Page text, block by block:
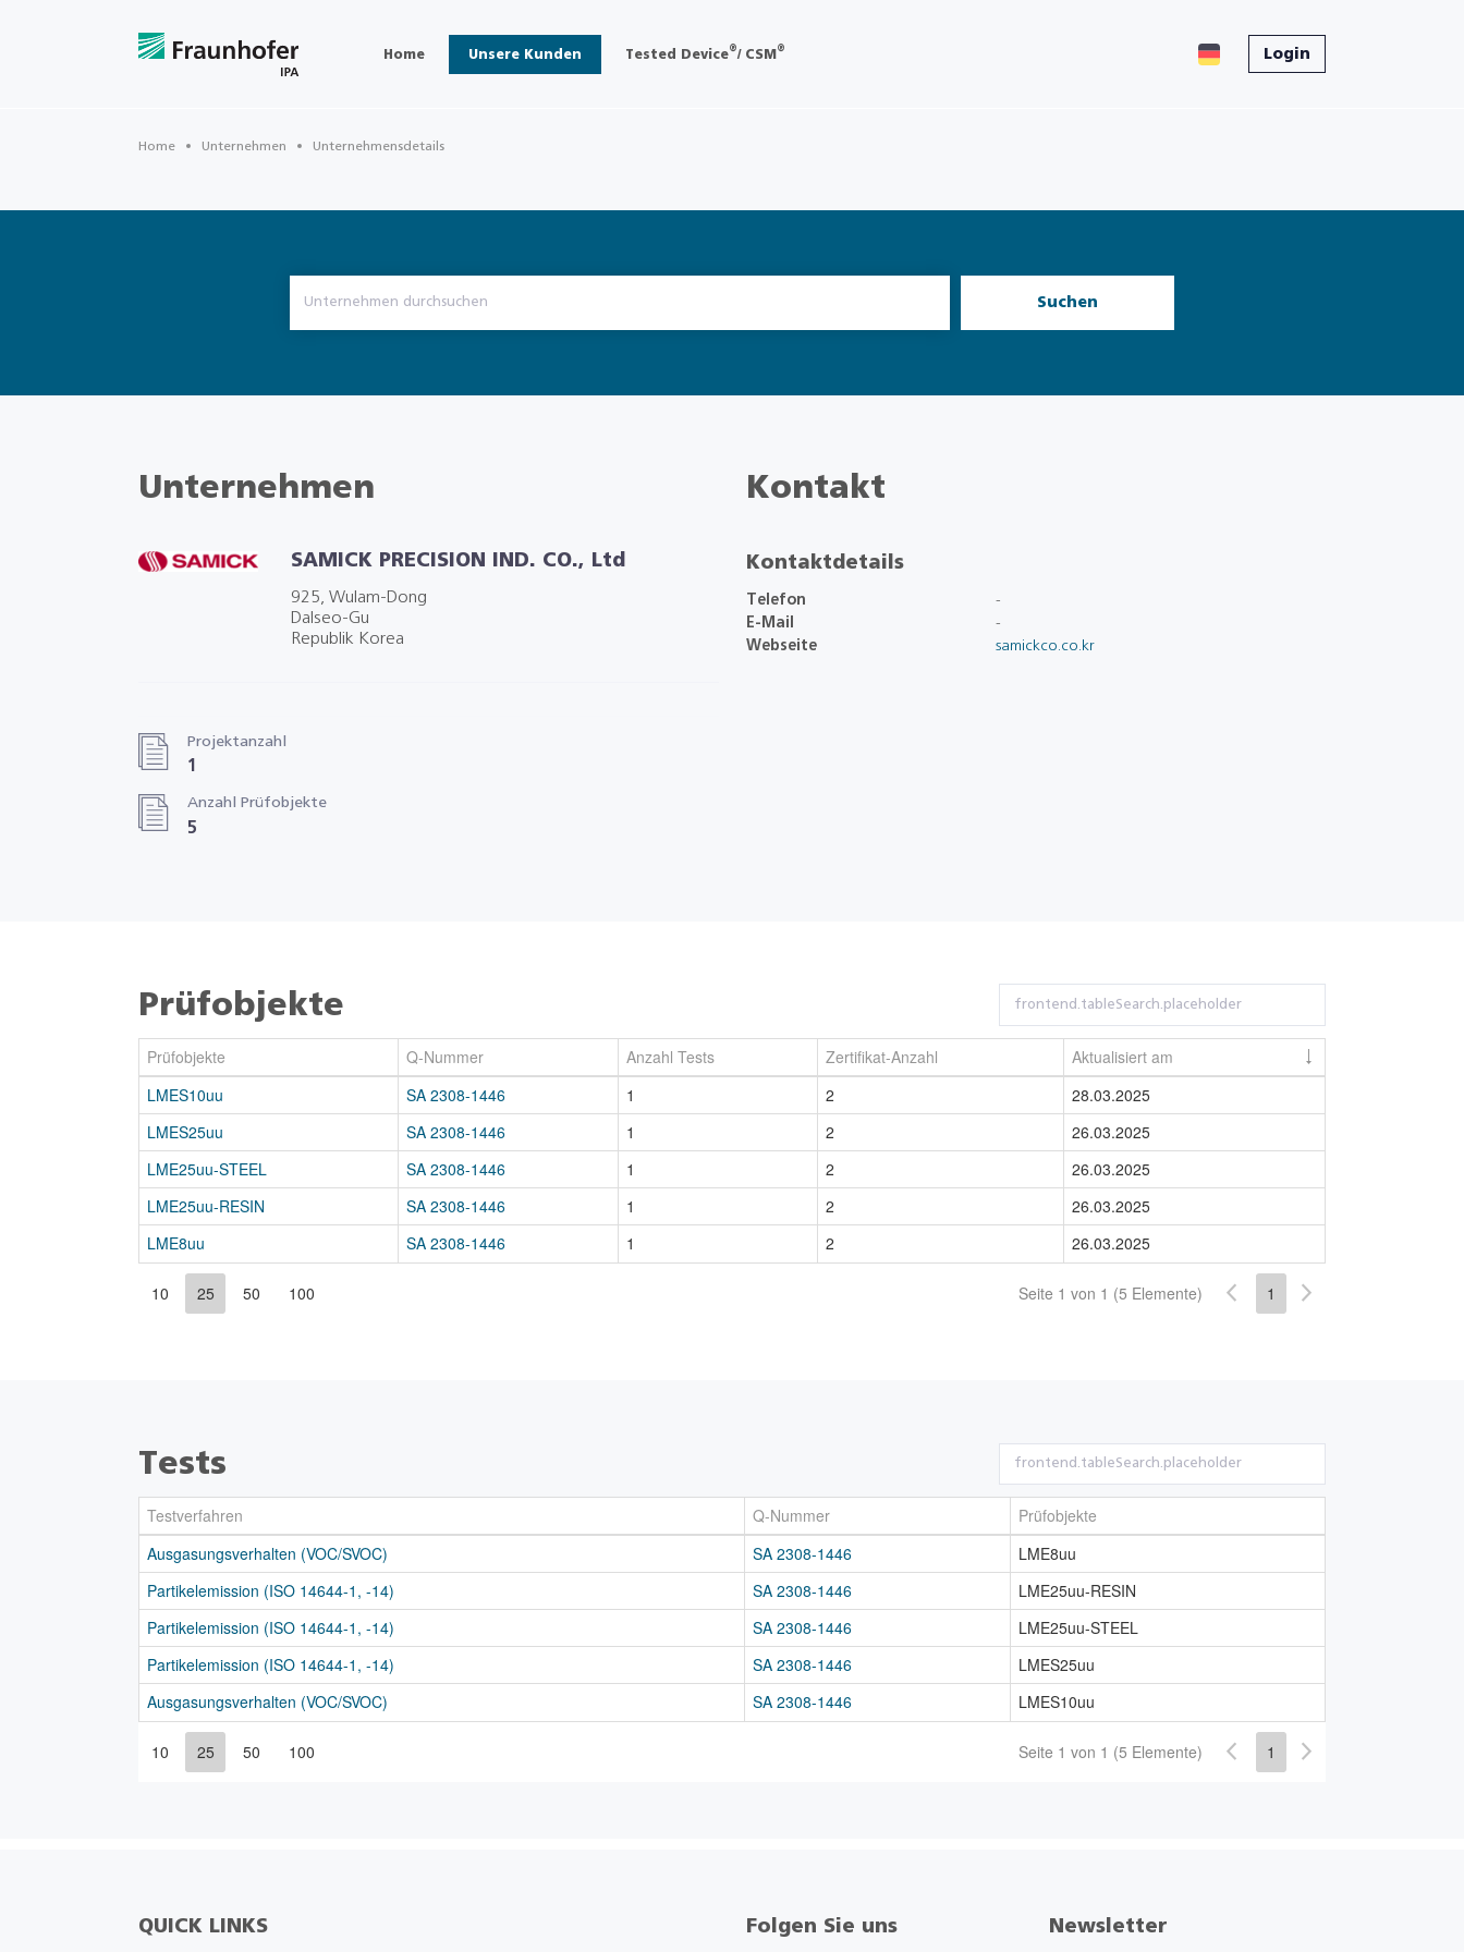
Home Unsere Kunden Tested Device®/ CSM ® Login
Home Unternehmen Unternehmensdetails
Suchen
Unternehmen
SAMICK PRECISION IND. CO., Ltd
925, Wulam-Dong
Dalseo-Gu
Republik Korea
Projektanzahl
1
Anzahl Prüfobjekte
5
Kontakt
Kontaktdetails
Telefon
-
E-Mail
-
Webseite
samickco.co.kr
Prüfobjekte
Prüfobjekte Q-Nummer Anzahl Tests Zertifikat-Anzahl
Aktualisiert am
LMES10uu
SA 2308-1446 1 2
28.03.2025
LMES25uu
SA 2308-1446 1 2
26.03.2025
LME25uu-STEEL
SA 2308-1446 1 2
26.03.2025
LME25uu-RESIN
SA 2308-1446 1 2
26.03.2025
LME8uu
SA 2308-1446 1 2 26.03.2025
10 25 50 100 Seite 1 von 1 (5 Elemente) 1
Tests
Testverfahren Q-Nummer
Prüfobjekte
Ausgasungsverhalten (VOC/SVOC)
SA 2308-1446
LME8uu
Partikelemission (ISO 14644-1, -14)
SA 2308-1446
LME25uu-RESIN
Partikelemission (ISO 14644-1, -14)
SA 2308-1446
LME25uu-STEEL
Partikelemission (ISO 14644-1, -14)
SA 2308-1446
LMES25uu
Ausgasungsverhalten (VOC/SVOC)
SA 2308-1446 LMES10uu
10 25 50 100 Seite 1 von 1 (5 Elemente) 1
QUICK LINKS Folgen Sie uns Newsletter